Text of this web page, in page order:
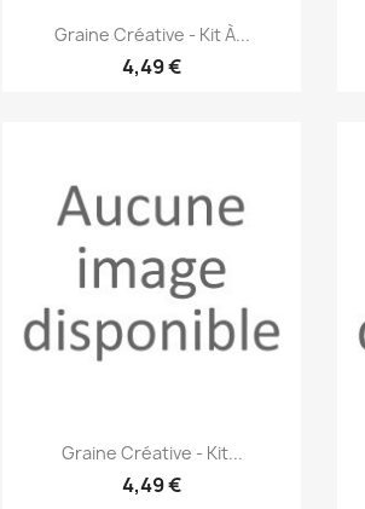
Aperçu rapide
Graine Créative - Kit À...
4,49 €
Aperçu rapide
Graine Créative - Kit...
4,49 €